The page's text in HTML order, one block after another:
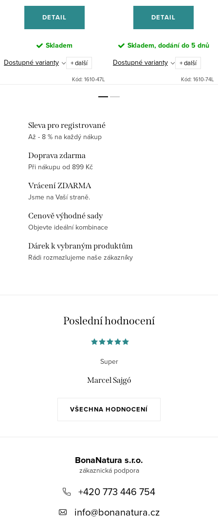
cena:
DETAIL
Skladem
Dostupné varianty
+ další
Kód: 1610-47L
cena:
DETAIL
Skladem, dodání do 5 dnů
Dostupné varianty
+ další
Kód: 1610-74L
Sleva pro registrované
Až - 8 % na každý nákup
Doprava zdarma
Při nákupu od 899 Kč
Vrácení ZDARMA
Jsme na Vaší straně.
Cenově výhodné sady
Objevte ideální kombinace
Dárek k vybraným produktům
Rádi rozmazlujeme naše zákazníky
Poslední hodnocení
VŠECHNA HODNOCENÍ
Super
Marcel Sajgó
BonaNatura s.r.o.
+420 773 446 754
info@bonanatura.cz